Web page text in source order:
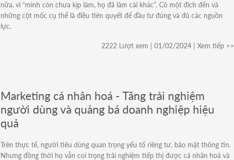
nữa, vì “mình còn chưa kịp làm, họ đã làm cái khác”. Có một đích đến và
những cột mốc cụ thể là điều tiên quyết để đầu tư đúng và đủ các nguồn
lực.
2222 Lượt xem | 01/02/2024 | Xem tiếp >>
Marketing cá nhân hoá - Tăng trải nghiệm
người dùng và quảng bá doanh nghiệp hiệu
quả
Trên thực tế, người tiêu dùng quan trọng yếu tố riêng tư, bảo mật thông tin.
Nhưng đồng thời họ vẫn coi trọng trải nghiệm tiếp thị được cá nhân hoá và